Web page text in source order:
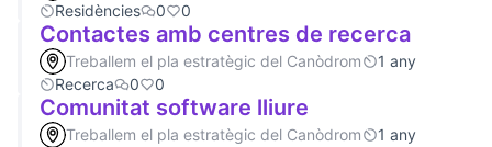
Residències
0 0
Contactes amb centres de recerca
Treballem el pla estratègic del Canòdrom
1 any
Recerca
0 0
Comunitat software lliure
Treballem el pla estratègic del Canòdrom
1 any